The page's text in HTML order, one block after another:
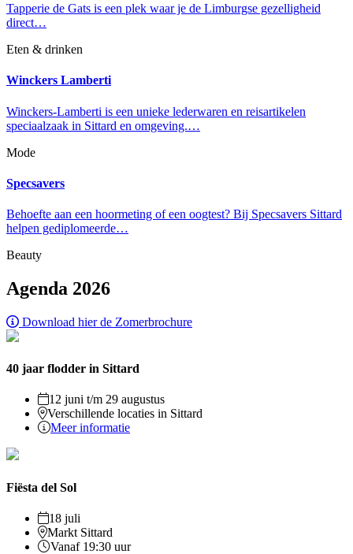
Tapperie de Gats is een plek waar je de Limburgse gezelligheid
direct…
Eten & drinken
Winckers Lamberti
Winckers-Lamberti is een unieke lederwaren en reisartikelen
speciaalzaak in Sittard en omgeving.…
Mode
Specsavers
Behoefte aan een hoormeting of een oogtest? Bij Specsavers Sittard
helpen gediplomeerde…
Beauty
Agenda 2026
Download hier de Zomerbrochure
40 jaar flodder in Sittard
12 juni t/m 29 augustus
Verschillende locaties in Sittard
Meer informatie
Fiësta del Sol
18 juli
Markt Sittard
Vanaf 19:30 uur